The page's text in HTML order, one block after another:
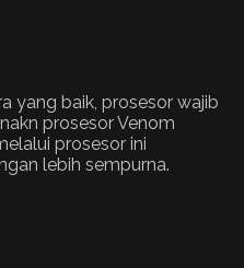
yang baik, prosesor wajib
prosesor Venom
prosesor ini
lebih sempurna.